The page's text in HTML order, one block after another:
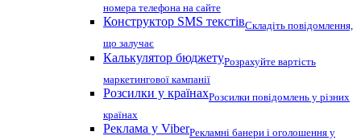
номера телефона на сайте
Конструктор SMS текстівСкладіть повідомлення,
що залучає
Калькулятор бюджетуРозрахуйте вартість
маркетингової кампанії
Розсилки у країнахРозсилки повідомлень у різних
країнах
Реклама у ViberРекламні банери і оголошення у